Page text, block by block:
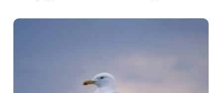
konsertserie framhäver den internationellt